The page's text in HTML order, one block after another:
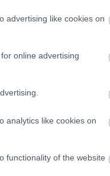
advertising like cookies on
online advertising
analytics like cookies on
functionality of the website